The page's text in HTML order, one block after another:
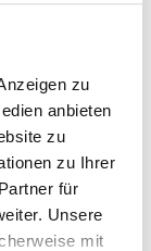
zu
anbieten
zu
zu Ihrer
für
Unsere
mit